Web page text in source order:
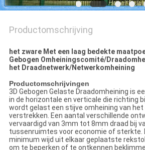
Productomschrijving
het zware Met een laag bedekte
Gebogen Omheiningscomité/
het Draadnetwerk/Netwerkomheining
Productomschrijvingen
3D Gebogen Gelaste Draadomheining is
in de horizontale en verticale die richting
wordt gelast een stijve omheining van
verstrekken. Een aantal verschillende
vervaardigd van 3mm tot 8mm draad bij
tussenruimtes voor economie of sterkte.
minimum wijd uit elkaar geplaatste
om te beperken of te ontkennen